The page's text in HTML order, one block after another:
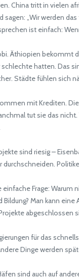
China tritt in vielen
„Wir werden
ist einfach:
Äthiopien bekommt
hatten. Das
Städte fühlen sich
mit Krediten.
tut sie das
sind riesig –
Frage: Warum
Man kann
abgeschlossen
für das
Dinge werden
sind auch auf